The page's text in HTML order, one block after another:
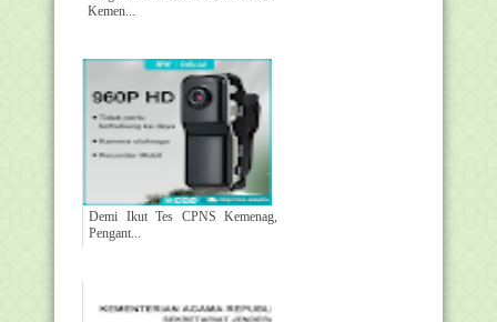
Kemen...
Demi Ikut Tes CPNS Kemenag,
Pengant...